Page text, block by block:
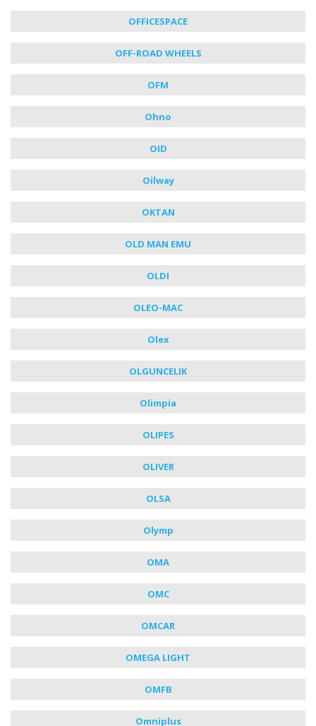
OFFICESPACE
OFF-ROAD WHEELS
OFM
Ohno
OID
Oilway
OKTAN
OLD MAN EMU
OLDI
OLEO-MAC
Olex
OLGUNCELIK
Olimpia
OLIPES
OLIVER
OLSA
Olymp
OMA
OMC
OMCAR
OMEGA LIGHT
OMFB
Omniplus